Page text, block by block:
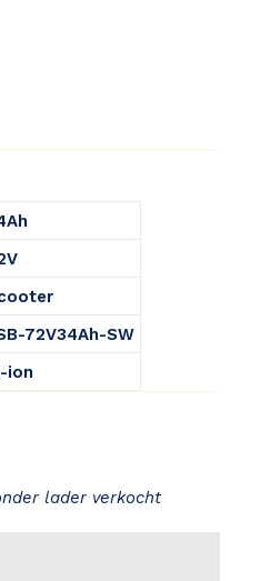
72V34Ah-SW
ion
lader verkocht